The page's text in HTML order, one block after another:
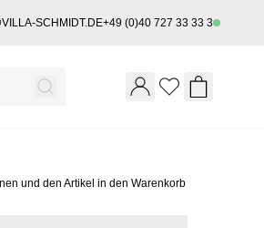
SCHMIDT.DE+49 (0)40 727 33 33 3
Wishlist
und den Artikel in den Warenkorb